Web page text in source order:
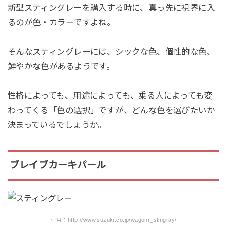
新型スティングレーを購入する時に、真っ先に視界に入
るのが色・カラーですよね。
そんなスティングレーには、シックな色、個性的な色、
鮮やかな色があるようです。
性格によっても、用途によっても、乗る人によっても変
わってくる「色の選択」ですが、どんな色を選びたいか
決まっているでしょうか。
ブレイブカーキパール
引用：http://www.suzuki.co.jp/wagonr_stingray/